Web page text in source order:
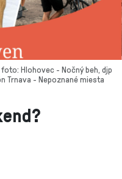
Hlohovec - Nočný beh, djp
Trnava - Nepoznané miesta